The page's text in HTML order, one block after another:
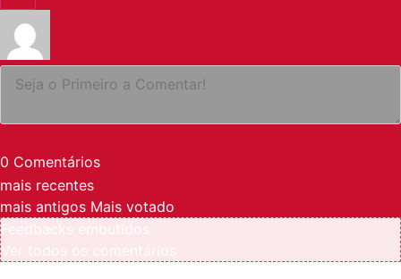
0 Comentários
mais recentes
mais antigos Mais votado